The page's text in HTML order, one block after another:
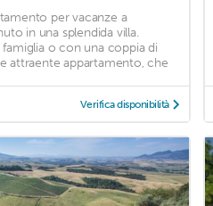
per vacanze a
in una splendida villa.
o con una coppia di
attraente appartamento, che
Verifica disponibilità